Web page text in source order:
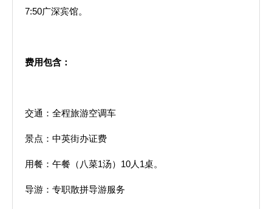
7:50广深宾馆。
费用包含：
交通：全程旅游空调车
景点：中英街办证费
用餐：午餐（八菜1汤）10人1桌。
导游：专职散拼导游服务